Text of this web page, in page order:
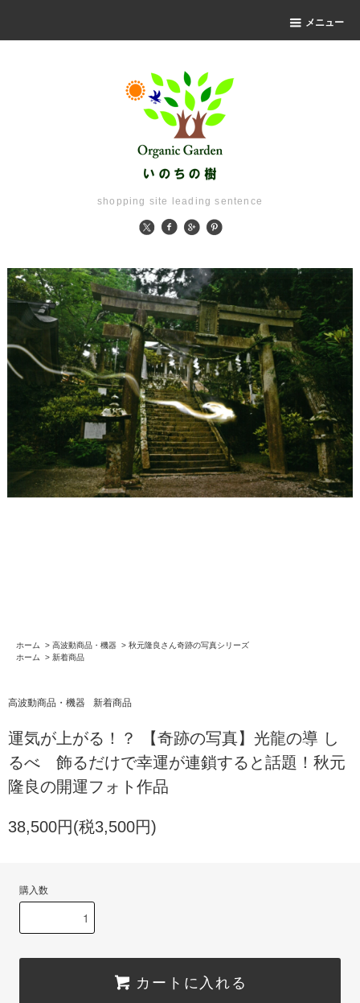
メニュー
shopping site leading sentence
ホーム > 高波動商品・機器 > 秋元隆良さん奇跡の写真シリーズ
ホーム
> 新着商品
高波動商品・機器 新着商品
運気が上がる！？ 【奇跡の写真】光龍の導 し
るべ 飾るだけで幸運が連鎖すると話題！秋元
隆良の開運フォト作品
38,500円(税3,500円)
購入数
カートに入れる